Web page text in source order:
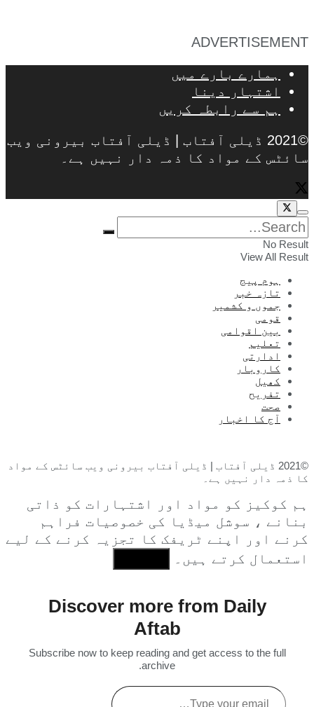
ADVERTISEMENT
ہمارے بارے میں
اشتہار دینا
ہم سے رابطہ کریں
©2021 ڈیلی آفتاب | ڈیلی آفتاب بیرونی ویب
سائٹس کے مواد کا ذمہ دار نہیں ہے۔
No Result
View All Result
ہوم پیج
تازہ خبر
جموں و کشمیر
قومی
بین اقوامی
تعلیم
ادارتی
کاروبار
کھیل
تفریح
صحت
آج کا اخبار
©2021 ڈیلی آفتاب | ڈیلی آفتاب بیرونی ویب سائٹس کے مواد
کا ذمہ دار نہیں ہے۔
ہم کوکیز کو مواد اور اشتہارات کو ذاتی
بنانے ، سوشل میڈیا کی خصوصیات فراہم
کرنے اور اپنے ٹریفک کا تجزیہ کرنے کے لیے
استعمال کرتے ہیں۔
Discover more from Daily
Aftab
Subscribe now to keep reading and get access to the full
archive.
Type